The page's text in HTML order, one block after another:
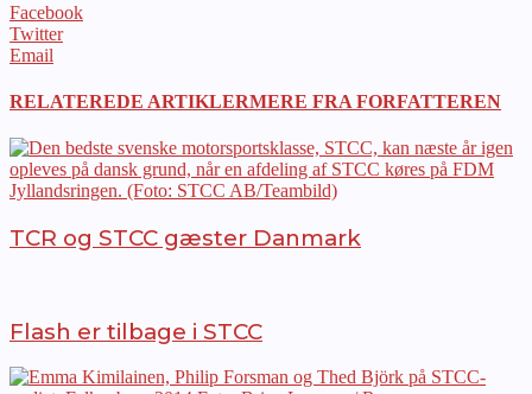
Facebook
Twitter
Email
RELATEREDE ARTIKLERMERE FRA FORFATTEREN
TCR og STCC gæster Danmark
Flash er tilbage i STCC